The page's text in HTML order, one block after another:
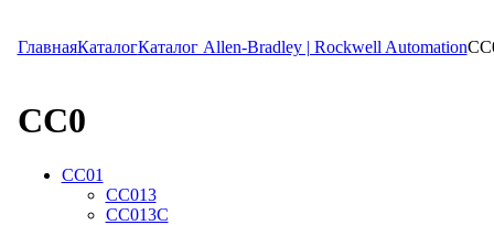
ГлавнаяКаталогКаталог Allen-Bradley | Rockwell Automation
CC0
CC01
CC013
CC013C